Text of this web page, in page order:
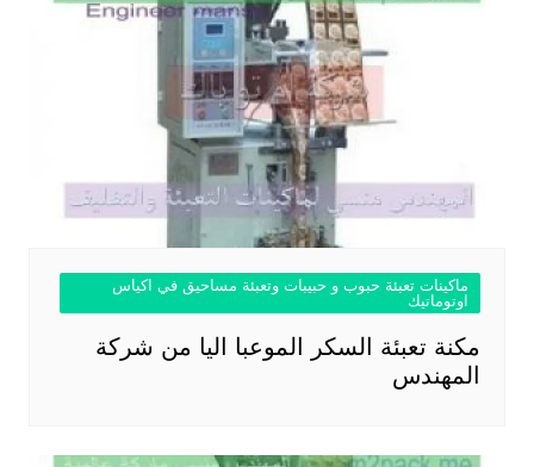
ماكينات تعبئة حبوب و حبيبات وتعبئة مساحيق في اكياس
اوتوماتيك
مكنة تعبئة السكر الموعبا اليا من شركة
المهندس